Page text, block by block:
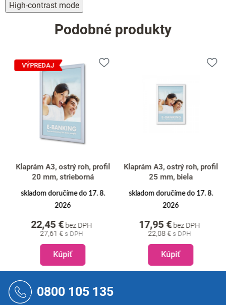
High-contrast mode
Podobné produkty
VÝPREDAJ
Klaprám A3, ostrý roh, profil
20 mm, strieborná
skladom doručíme do 17. 8.
2026
27,61 €
22,45 €bez DPH
Kúpiť
Klaprám A3, ostrý roh, profil
25 mm, biela
skladom doručíme do 17. 8.
2026
22,08 €
17,95 €bez DPH
Kúpiť
0800 105 135